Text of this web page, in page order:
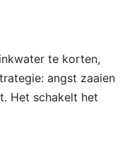
te korten,
angst zaaien
Het schakelt het